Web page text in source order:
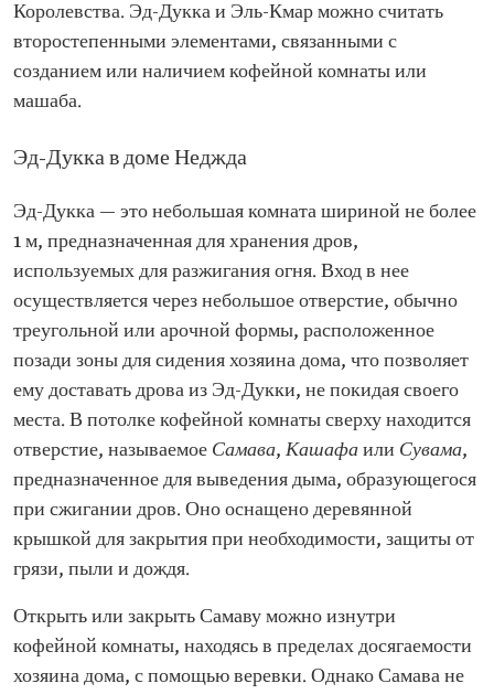
Королевства. Эд-Дукка и Эль-Кмар можно считать
второстепенными элементами, связанными с
созданием или наличием кофейной комнаты или
машаба.
Эд-Дукка в доме Неджда
Эд-Дукка — это небольшая комната шириной не более
1 м, предназначенная для хранения дров,
используемых для разжигания огня. Вход в нее
осуществляется через небольшое отверстие, обычно
треугольной или арочной формы, расположенное
позади зоны для сидения хозяина дома, что позволяет
ему доставать дрова из Эд-Дукки, не покидая своего
места. В потолке кофейной комнаты сверху находится
отверстие, называемое Самава, Кашафаили Сувама,
предназначенное для выведения дыма, образующегося
при сжигании дров. Оно оснащено деревянной
крышкой для закрытия при необходимости, защиты от
грязи, пыли и дождя.
Открыть или закрыть Самаву можно изнутри
кофейной комнаты, находясь в пределах досягаемости
хозяина дома, с помощью веревки. Однако Самава не